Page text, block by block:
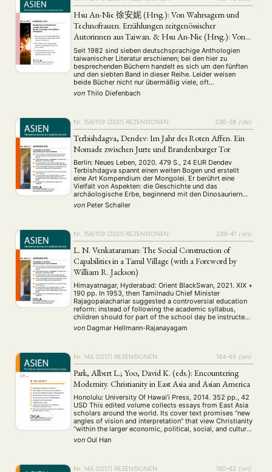
ARBEITSKREISE VERANSTALTUNGEN EXPERTISE
ANGEBOTE
MITGLIEDSCHAFT
Aktuelles von unseren Mitgliedern (4) Art ASIEN (Zeitschrift)
Auszeichnung (12) Bericht (128) Bildung (22) Calls for… (1287)
Cinema (4) DGA (92) Diskussion (74) Fellowship (111) Forschung
Geografie (2) Geschichte (93) Gesellschaft (283) Globalisation
Kultur (27) Kunst (4) Lecture Literatur
Migration
Präsentation (13) Programm (5) Publikation Recht (20)
Religion (75) Sozialwissenschaften (4) Sprache (36) Sprachkurse
Stellenausschreibung (661) Stipendium (53) Studium (21)
Summer School (10) Symposium (32) Tagung
Umwelt (45) Veranstaltung (788)
Workshop (126)
MITGLIEDSCHAFT STUDIUM DATENSCHUTZERKLÄRUNG
MITGLIEDERBEREICH SPENDEN SIE JETZT!
ENGLISH
Hsu An-Nie 徐安妮 (Hrsg.): Von Wahrsagern und
Technofrauen. Erzählungen zeitgenössischer
Autorinnen aus Taiwan. & Hsu An-Nie (Hrsg.): Von
Berglern und Geheimagenten. Zeitgenössische Erzäh-
lungen aus Taiwan.
Seit 1982 sind sieben deutschsprachige Anthologien
taiwanischer Literatur erschie­nen; bei den hier zu
besprechenden Büchern handelt es sich um den fünften
und den siebten Band in dieser Reihe. Leider weisen
beide Bücher nicht nur übermäßig viele, oft
schwerwiegende Sachfehler in den Vorworten und
Anmerkungen auf, sondern präsentieren auch
von Thilo Diefenbach
Nr. 158/159 (2021) REZENSIONEN 236–38 {:de}
Terbishdagva, Dendev: Im Jahr des Roten Affen. Ein
Nomade zwischen Jurte und Brandenburger Tor
Berlin: Neues Leben, 2020. 479 S., 24 EUR Dendev
Terbishdagva spannt einen weiten Bogen und erstellt
eine Art Kompendium der Mongolei. Er berührt eine
Vielfalt von Aspekten: die Geschichte und das
archäologische Erbe, beginnend mit den Dinosauriern
der Gobi; die Hunnen; natürlich Dschingis Khan, ohne
den die Mongolei nicht denkbar wäre; die Zeit des
von Peter Schaller
Nr. 158/159 (2021) REZENSIONEN 239–41 {:en}
L. N. Venkataraman: The Social Construction of
Capabilities in a Tamil Village (with a Foreword by
William R. Jackson)
Himayatnagar, Hyderabad: Orient BlackSwan, 2021. XIX +
190 pp. In 1953, then Tamilnadu Chief Minister
Rajagopalachariar suggested a controversial education
reform: instead of following the academic syllabus,
children should for part of the school day be instructed
in their parents’ caste occupation, because that might
sooner secure them an income in the face of a …
von Dagmar Hellmann-Rajanayagam
Nr. 144 (2017) REZENSIONEN 164–65 {:en}
Park, Albert L.; Yoo, David K. (eds.): Encountering
Modernity. Christianity in East Asia and Asian America
Honolulu: University Of Hawai’i Press, 2014. 352 pp., 42
USD This edited volume collects essays from East Asia
scholars around the world. Its cover text promises “new
angles of vision and interpretation” that view Christianity
“within the larger economic, political, social, and cultural
developments in each of the three countries and its
Diasporas”. In a …
von Oul Han
Nr. 144 (2017) REZENSIONEN 160–62 {:en}